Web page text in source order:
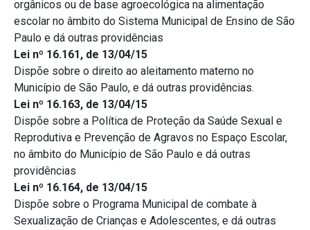
orgânicos ou de base agroecológica na alimentação
escolar no âmbito do Sistema Municipal de Ensino de São
Paulo e dá outras providências
Lei nº 16.161, de 13/04/15
Dispõe sobre o direito ao aleitamento materno no
Município de São Paulo, e dá outras providências.
Lei nº 16.163, de 13/04/15
Dispõe sobre a Política de Proteção da Saúde Sexual e
Reprodutiva e Prevenção de Agravos no Espaço Escolar,
no âmbito do Município de São Paulo e dá outras
providências
Lei nº 16.164, de 13/04/15
Dispõe sobre o Programa Municipal de combate à
Sexualização de Crianças e Adolescentes, e dá outras